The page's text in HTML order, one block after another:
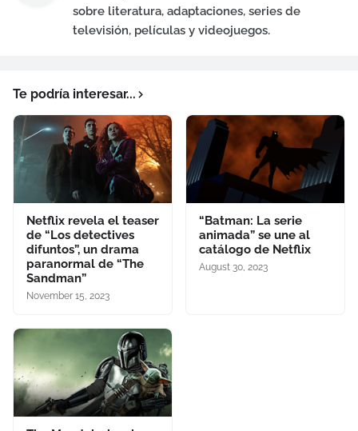
sobre literatura, adaptaciones, series de
televisión, películas y videojuegos.
Te podría interesar...
Netflix revela el teaser
de “Los detectives
difuntos”, un drama
paranormal de “The
Sandman”
November 15, 2023
“Batman: La serie
animada” se une al
catálogo de Netflix
August 30, 2023